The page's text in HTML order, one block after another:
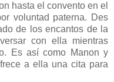
hasta el convento en el
voluntad paterna. Des
de los encantos de la
con ella mientras
Es así como Manon y
a ella una cita para